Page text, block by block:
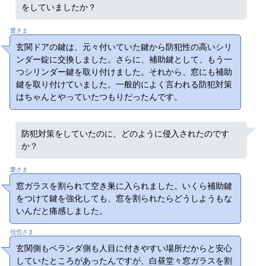
をしていましたか？
愛さま
玄関ドアの鍵は、元々付いていた鍵から防犯性の高いシリ
ンダー錠に交換しました。さらに、補助鍵として、もう一
つシリンダー鍵を取り付けました。それから、窓にも補助
鍵を取り付けていました。一般的によく言われる防犯対策
はちゃんとやっていたつもりだったんです。
防犯対策をしていたのに、どのように侵入されたのです
か？
愛さま
窓ガラスを割られて空き巣に入られました。いくら補助鍵
をつけて鍵を強化しても、窓を割られたらどうしようもな
いんだと痛感しました。
信也さま
玄関側もベランダ側も人目に付きやすい場所だからと安心
していたところがあったんですが、白昼堂々窓ガラスを割